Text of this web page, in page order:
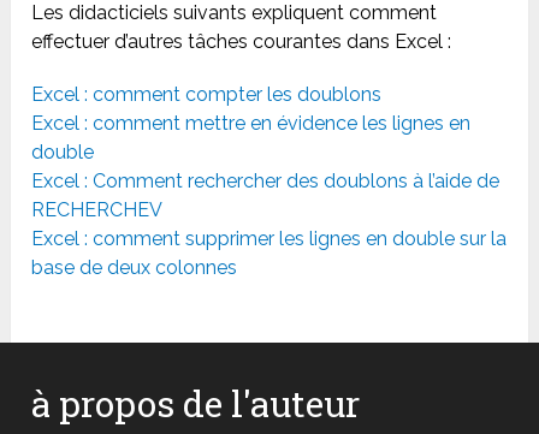
Les didacticiels suivants expliquent comment
effectuer d’autres tâches courantes dans Excel :
Excel : comment compter les doublons
Excel : comment mettre en évidence les lignes en
double
Excel : Comment rechercher des doublons à l’aide de
RECHERCHEV
Excel : comment supprimer les lignes en double sur la
base de deux colonnes
à propos de l'auteur